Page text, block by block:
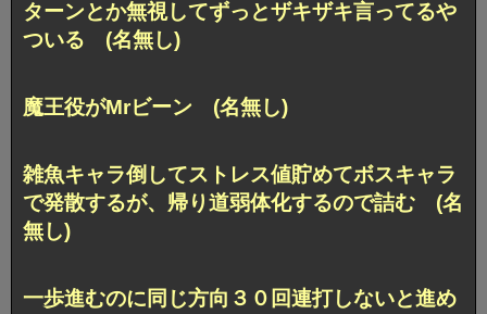
ターンとか無視してずっとザキザキ言ってるや
ついる (名無し)
魔王役がMrビーン (名無し)
雑魚キャラ倒してストレス値貯めてボスキャラ
で発散するが、帰り道弱体化するので詰む (名
無し)
一歩進むのに同じ方向３０回連打しないと進め